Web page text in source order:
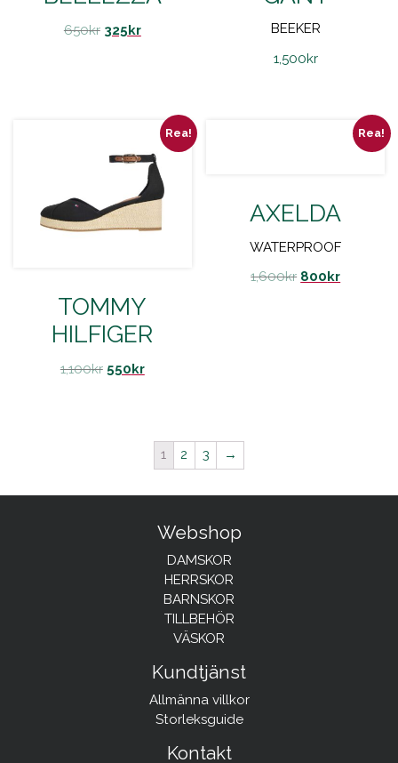
650kr 325 kr
BEEKER
1,500kr
Rea!
TOMMY
HILFIGER
1,100kr 550 kr
Rea!
AXELDA
WATERPROOF
1,600kr 800kr
1 2 3 →
Webshop
DAMSKOR
HERRSKOR
BARNSKOR
TILLBEHÖR
VÄSKOR
Kundtjänst
Allmänna villkor
Storleksguide
Kontakt